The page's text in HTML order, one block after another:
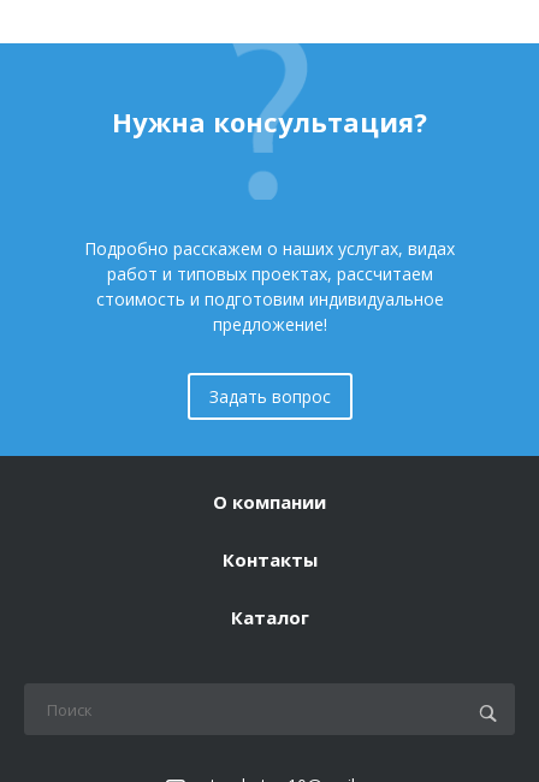
Нужна консультация?
Подробно расскажем о наших услугах, видах
работ и типовых проектах, рассчитаем
стоимость и подготовим индивидуальное
предложение!
Задать вопрос
О компании
Контакты
Каталог